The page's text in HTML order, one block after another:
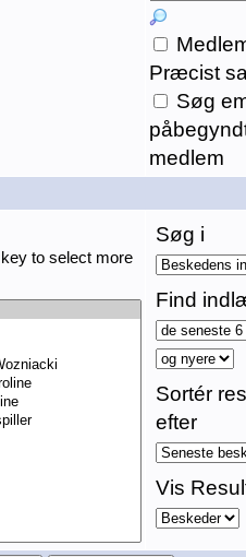
Præcist
Søg
medlem
to select more
Søg i
Find
Sortér
efter
Vis